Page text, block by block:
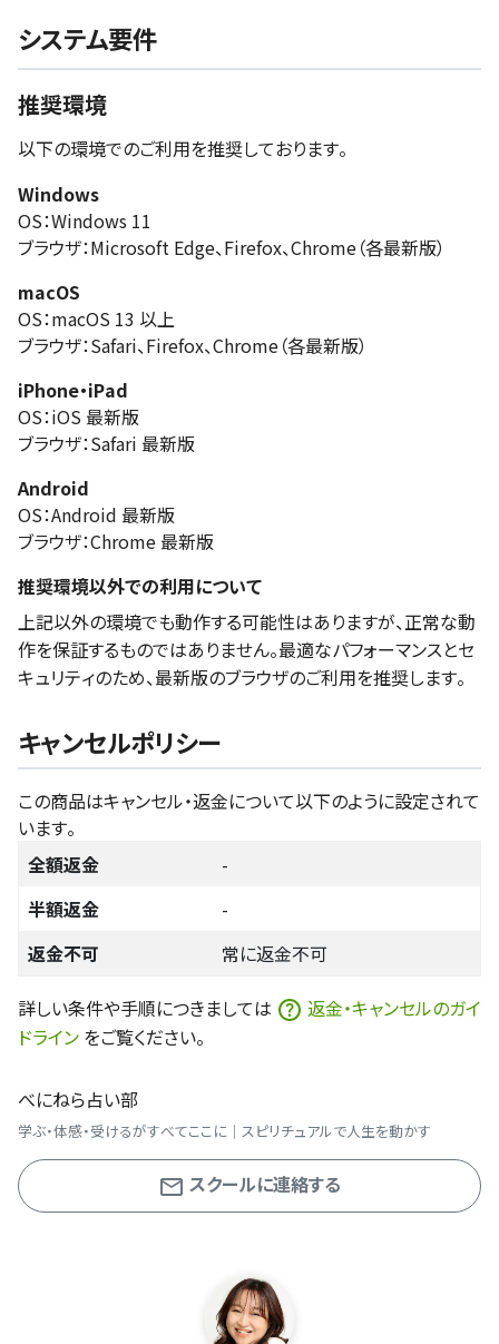
システム要件
推奨環境
以下の環境でのご利用を推奨しております。
Windows
OS：Windows 11
ブラウザ：Microsoft Edge、Firefox、Chrome（各最新版）
macOS
OS：macOS 13 以上
ブラウザ：Safari、Firefox、Chrome（各最新版）
iPhone・iPad
OS：iOS 最新版
ブラウザ：Safari 最新版
Android
OS：Android 最新版
ブラウザ：Chrome 最新版
推奨環境以外での利用について
上記以外の環境でも動作する可能性はありますが、正常な動
作を保証するものではありません。最適なパフォーマンスとセ
キュリティのため、最新版のブラウザのご利用を推奨します。
キャンセルポリシー
この商品はキャンセル・返金について以下のように設定されて
います。
全額返金
-
半額返金
-
返金不可
常に返金不可
詳しい条件や手順につきましては
返金・キャンセルのガイ
ドライン をご覧ください。
べにねら占い部
学ぶ・体感・受けるがすべてここに｜スピリチュアルで人生を動かす
スクールに連絡する